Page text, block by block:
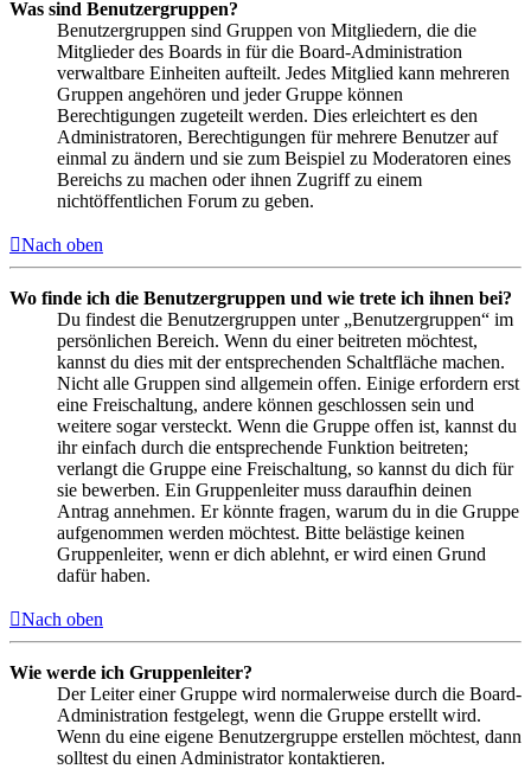
Was sind Benutzergruppen?
Benutzergruppen sind Gruppen von Mitgliedern, die die
Mitglieder des Boards in für die Board-Administration
verwaltbare Einheiten aufteilt. Jedes Mitglied kann mehreren
Gruppen angehören und jeder Gruppe können
Berechtigungen zugeteilt werden. Dies erleichtert es den
Administratoren, Berechtigungen für mehrere Benutzer auf
einmal zu ändern und sie zum Beispiel zu Moderatoren eines
Bereichs zu machen oder ihnen Zugriff zu einem
nichtöffentlichen Forum zu geben.
Nach oben
Wo finde ich die Benutzergruppen und wie trete ich ihnen bei?
Du findest die Benutzergruppen unter „Benutzergruppen“ im
persönlichen Bereich. Wenn du einer beitreten möchtest,
kannst du dies mit der entsprechenden Schaltfläche machen.
Nicht alle Gruppen sind allgemein offen. Einige erfordern erst
eine Freischaltung, andere können geschlossen sein und
weitere sogar versteckt. Wenn die Gruppe offen ist, kannst du
ihr einfach durch die entsprechende Funktion beitreten;
verlangt die Gruppe eine Freischaltung, so kannst du dich für
sie bewerben. Ein Gruppenleiter muss daraufhin deinen
Antrag annehmen. Er könnte fragen, warum du in die Gruppe
aufgenommen werden möchtest. Bitte belästige keinen
Gruppenleiter, wenn er dich ablehnt, er wird einen Grund
dafür haben.
Nach oben
Wie werde ich Gruppenleiter?
Der Leiter einer Gruppe wird normalerweise durch die Board-
Administration festgelegt, wenn die Gruppe erstellt wird.
Wenn du eine eigene Benutzergruppe erstellen möchtest, dann
solltest du einen Administrator kontaktieren.